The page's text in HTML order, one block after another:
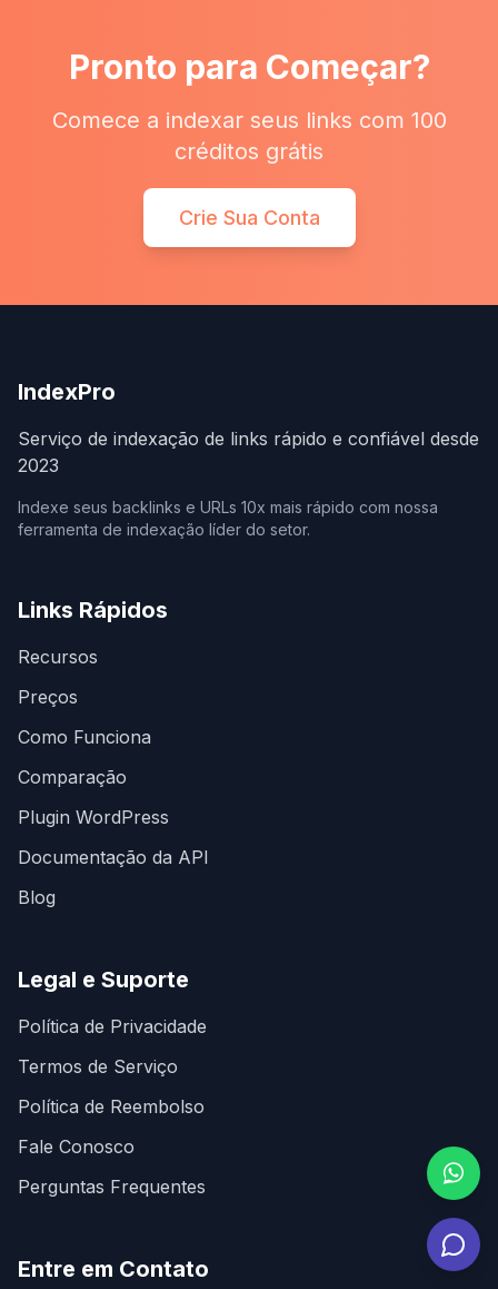
Pronto para Começar?
Comece a indexar seus links com 100
créditos grátis
Crie Sua Conta
IndexPro
Serviço de indexação de links rápido e confiável desde
2023
Indexe seus backlinks e URLs 10x mais rápido com nossa
ferramenta de indexação líder do setor.
Links Rápidos
Recursos
Preços
Como Funciona
Comparação
Plugin WordPress
Documentação da API
Blog
Legal e Suporte
Política de Privacidade
Termos de Serviço
Política de Reembolso
Fale Conosco
Perguntas Frequentes
Entre em Contato